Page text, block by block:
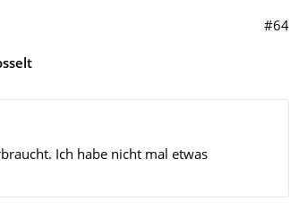
#64
Ich habe nicht mal etwas